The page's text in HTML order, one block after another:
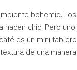
bohemio. Los
hacen chic. Pero uno
es un mini tablero
de una manera